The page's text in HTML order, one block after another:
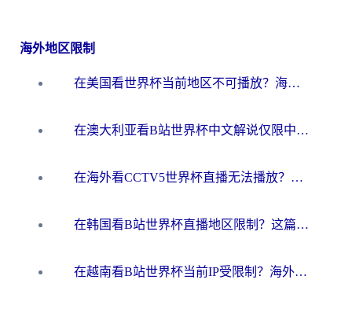
海外地区限制
在美国看世界杯当前地区不可播放？海外党体育观赛终极指南来了！
在澳大利亚看B站世界杯中文解说仅限中国大陆？这篇指南帮你打破限制看遍赛事
在海外看CCTV5世界杯直播无法播放？这篇指南让你和国内球迷同步呐喊
在韩国看B站世界杯直播地区限制？这篇指南让你告别“当前地区不可播放”
在越南看B站世界杯当前IP受限制？海外党体育观赛终极指南来了